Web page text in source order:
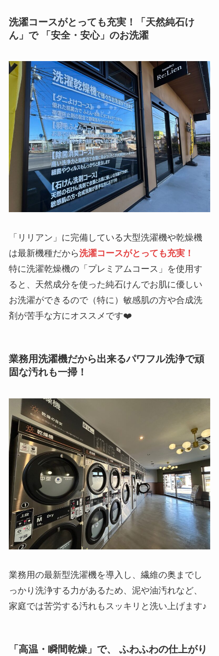
洗濯コースがとっても充実！「天然純石け
ん」で 「安全・安心」のお洗濯
「リリアン」に完備している大型洗濯機や乾燥機
は最新機種だから洗濯コースがとっても充実！
特に洗濯乾燥機の「プレミアムコース」を使用す
ると、天然成分を使った純石けんでお肌に優しい
お洗濯ができるので（特に）敏感肌の方や合成洗
剤が苦手な方にオススメです❤️
業務用洗濯機だから出来るパワフル洗浄で頑
固な汚れも一掃！
業務用の最新型洗濯機を導入し、繊維の奥までし
っかり洗浄する力があるため、泥や油汚れなど、
家庭では苦労する汚れもスッキリと洗い上げます♪
「高温・瞬間乾燥」で、 ふわふわの仕上がり